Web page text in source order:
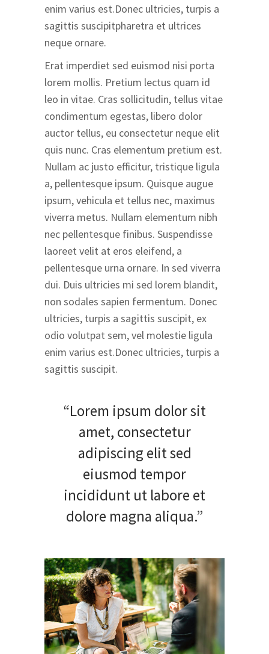
enim varius est.Donec ultricies, turpis a
sagittis suscipitpharetra et ultrices
neque ornare.
Erat imperdiet sed euismod nisi porta
lorem mollis. Pretium lectus quam id
leo in vitae. Cras sollicitudin, tellus vitae
condimentum egestas, libero dolor
auctor tellus, eu consectetur neque elit
quis nunc. Cras elementum pretium est.
Nullam ac justo efficitur, tristique ligula
a, pellentesque ipsum. Quisque augue
ipsum, vehicula et tellus nec, maximus
viverra metus. Nullam elementum nibh
nec pellentesque finibus. Suspendisse
laoreet velit at eros eleifend, a
pellentesque urna ornare. In sed viverra
dui. Duis ultricies mi sed lorem blandit,
non sodales sapien fermentum. Donec
ultricies, turpis a sagittis suscipit, ex
odio volutpat sem, vel molestie ligula
enim varius est.Donec ultricies, turpis a
sagittis suscipit.
“Lorem ipsum dolor sit
amet, consectetur
adipiscing elit sed
eiusmod tempor
incididunt ut labore et
dolore magna aliqua.”